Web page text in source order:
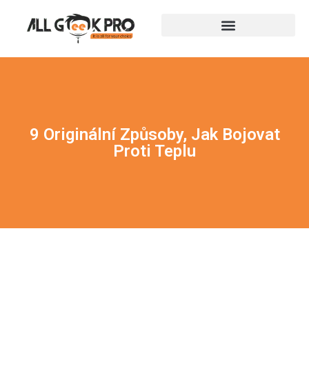
9 Originální Způsoby, Jak Bojovat
Proti Teplu